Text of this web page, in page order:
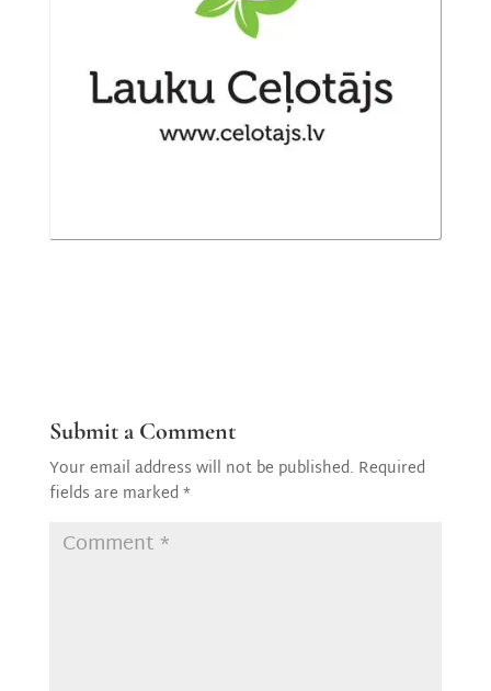
Submit a Comment
Your email address will not be published. Required
fields are marked *